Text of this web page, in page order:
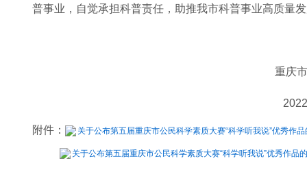
普事业，自觉承担科普责任，助推我市科普事业高质量
重庆
附件： 关于公布第五届重庆市公民科学素质大赛“科学听我说”优秀作
关于公布第五届重庆市公民科学素质大赛“科学听我说”优秀作品